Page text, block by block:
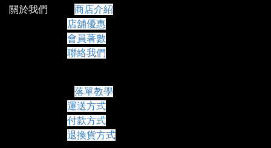
關於我們 商店介紹
店舖優惠
會員著數
聯絡我們
落單教學
運送方式
付款方式
退換貨方式